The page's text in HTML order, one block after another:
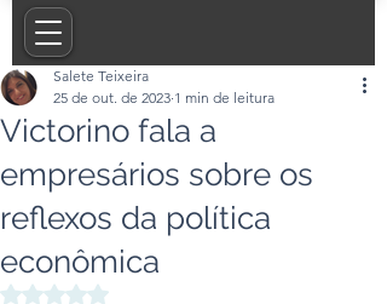
Victorino fala a
empresários sobre os
reflexos da política
econômica
Salete Teixeira
25 de out. de 2023 1 min de leitura
Avaliado com NaN de 5 estrelas.